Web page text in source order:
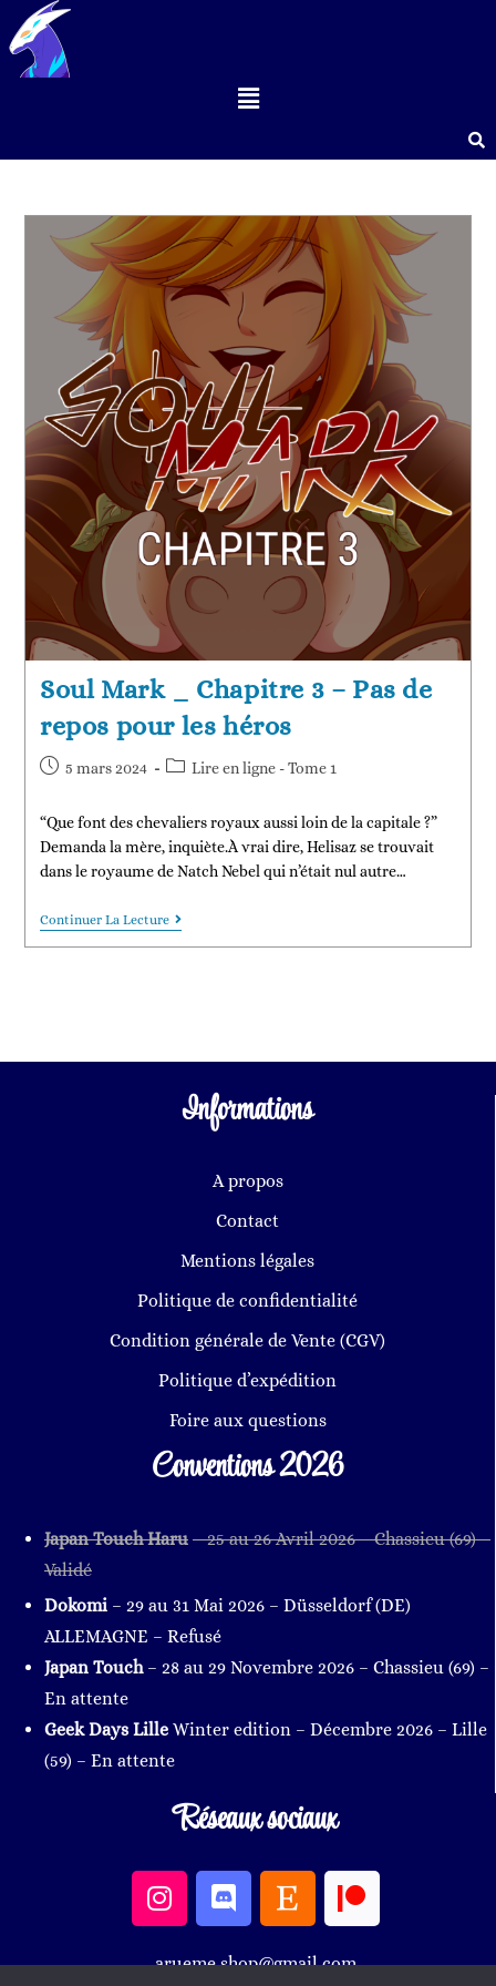
Soul Mark _ Chapitre 3 – Pas de
repos pour les héros
5 mars 2024 Lire en ligne - Tome 1
“Que font des chevaliers royaux aussi loin de la capitale ?”
Demanda la mère, inquiète.À vrai dire, Helisaz se trouvait
dans le royaume de Natch Nebel qui n’était nul autre…
Continuer La Lecture
Informations
A propos
Contact
Mentions légales
Politique de confidentialité
Condition générale de Vente (CGV)
Politique d’expédition
Foire aux questions
Conventions 2026
Japan Touch Haru – 25 au 26 Avril 2026– Chassieu(69)–
Validé
Dokomi – 29 au 31 Mai 2026 – Düsseldorf (DE)
ALLEMAGNE – Refusé
Japan Touch – 28 au 29 Novembre 2026 – Chassieu (69) –
En attente
Geek Days Lille Winter edition – Décembre 2026 – Lille
(59) – En attente
Réseaux sociaux
arueme.shop@gmail.com